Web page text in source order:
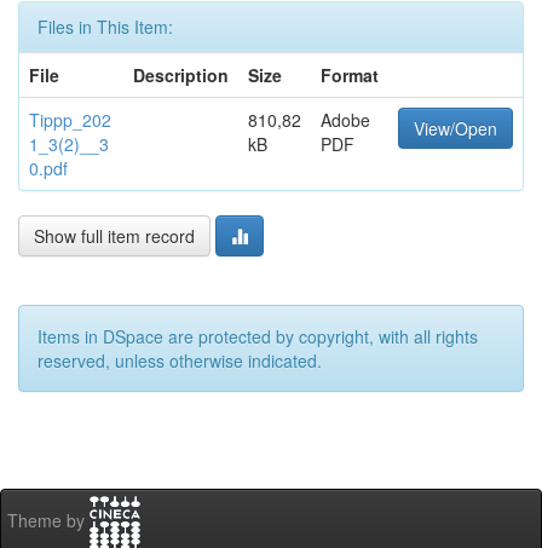
Files in This Item:
File
Description Size
Format
Tippp_202
1_3(2)__3
0.pdf
810,82
kB
Adobe
PDF
View/Open
Show full item record
Items in DSpace are protected by copyright, with all rights
reserved, unless otherwise indicated.
Theme by